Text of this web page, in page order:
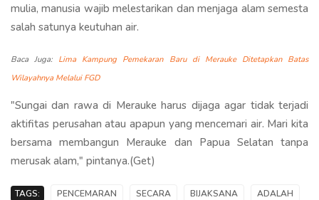
mulia, manusia wajib melestarikan dan menjaga alam semesta
salah satunya keutuhan air.
Baca Juga: Lima Kampung Pemekaran Baru di Merauke Ditetapkan Batas
Wilayahnya Melalui FGD
"Sungai dan rawa di Merauke harus dijaga agar tidak terjadi
aktifitas perusahan atau apapun yang mencemari air. Mari kita
bersama membangun Merauke dan Papua Selatan tanpa
merusak alam," pintanya.(Get)
TAGS: PENCEMARAN SECARA BIJAKSANA
ADALAH